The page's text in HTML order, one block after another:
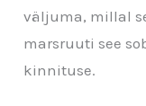
väljuma, millal
marsruuti see
kinnituse.